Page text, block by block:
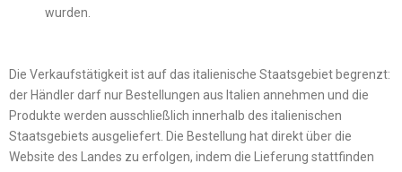
wurden.
Die Verkaufstätigkeit ist auf das italienische Staatsgebiet begrenzt:
der Händler darf nur Bestellungen aus Italien annehmen und die
Produkte werden ausschließlich innerhalb des italienischen
Staatsgebiets ausgeliefert. Die Bestellung hat direkt über die
Website des Landes zu erfolgen, indem die Lieferung stattfinden